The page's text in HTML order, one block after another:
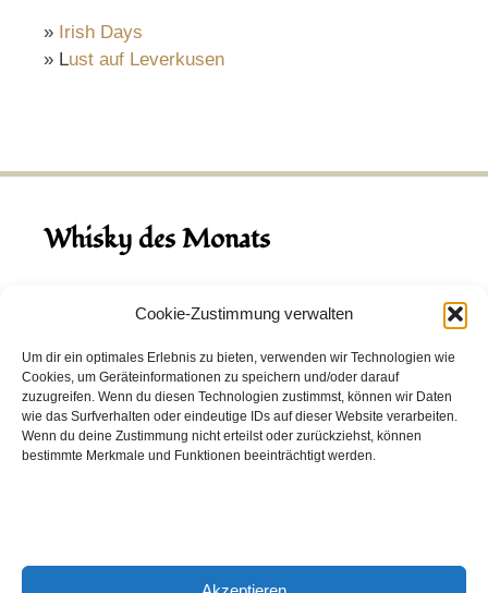
Cookie-Zustimmung verwalten
Um dir ein optimales Erlebnis zu bieten, verwenden wir Technologien wie
Cookies, um Geräteinformationen zu speichern und/oder darauf
zuzugreifen. Wenn du diesen Technologien zustimmst, können wir Daten
wie das Surfverhalten oder eindeutige IDs auf dieser Website verarbeiten.
Wenn du deine Zustimmung nicht erteilst oder zurückziehst, können
bestimmte Merkmale und Funktionen beeinträchtigt werden.
» Irish Days
» Lust auf Leverkusen
Whisky des Monats
August 2026
Hinch Double Wood
Destillerie:Hinch(Irland)
Single Malt, 43.0%
Peated: Nein